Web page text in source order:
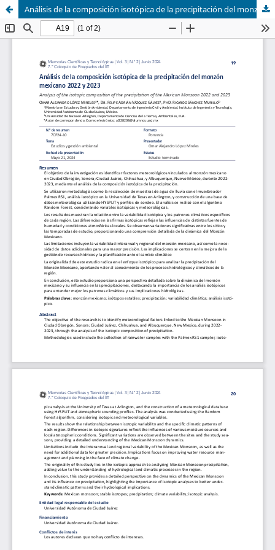
Análisis de la composición isotópica de la precipitación del monzón mexicano 2022 y 2023